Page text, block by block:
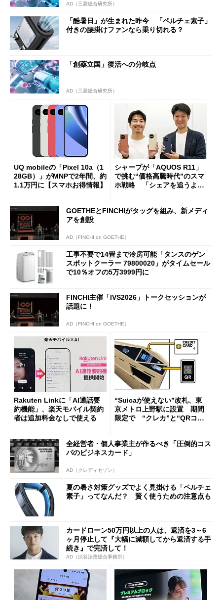
AD（三菱総合研究所）
「酷暑日」が生まれた昨今 「ペルチェ素子」
付きの腰掛けファンなら乗り切れる？
「創薬立国」復活への分岐点
AD（三菱総合研究所）
UQ mobileの「Pixel 10a（1
28GB）」がMNPで2年間、約
1.1万円に【スマホお得情報】
シャープが「AQUOS R11」
で挑む“価格高騰時代”のスマ
ホ戦略 「シェアを追うより
GOETHEとFINCHIがタッグを組み、新メディ
アを創設
AD（FINCHI on GOETHE）
工事不要で14畳まで冷房可能「タンスのゲン
スポットクーラー 79800020」がタイムセール
で10％オフの5万3999円に
FINCHI主催「IVS2026」トークセッションが
話題に！
AD（FINCHI on GOETHE）
Rakuten Linkに「AI通話要
約機能」、楽天モバイル契約
者は追加料金なしで使える
“Suicaが使えない”改札、東
京メトロ上野駅に設置 期間
限定で “クレカ”と“QRコー
全経営者・個人事業主が作るべき「圧倒的コス
パのビジネスカード」
AD（クレディセゾン）
夏の暑さ対策グッズでよく見掛ける「ペルチェ
素子」ってなんだ？ 賢く使うための注意点も
カードローン50万円以上の人は、返済を3～6
ヶ月停止して『大幅に減額してから返済する手
続き』で完済して！
AD（渋谷法務総合事務所）